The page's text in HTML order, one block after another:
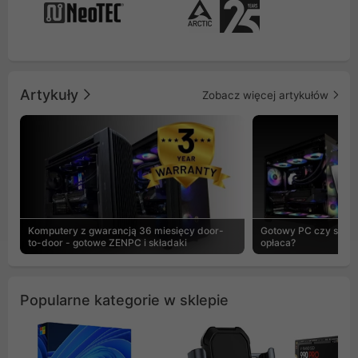
Artykuły Zobacz więcej artykułów
Komputery z gwarancją 36 miesięcy door-
to-door - gotowe ZENPC i składaki
Gotowy PC czy
opłaca?
Popularne kategorie w sklepie